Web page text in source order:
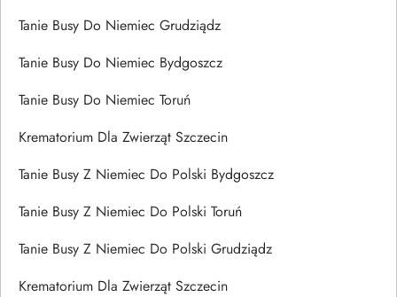
Tanie Busy Do Niemiec Grudziądz
Tanie Busy Do Niemiec Bydgoszcz
Tanie Busy Do Niemiec Toruń
Krematorium Dla Zwierząt Szczecin
Tanie Busy Z Niemiec Do Polski Bydgoszcz
Tanie Busy Z Niemiec Do Polski Toruń
Tanie Busy Z Niemiec Do Polski Grudziądz
Krematorium Dla Zwierząt Szczecin